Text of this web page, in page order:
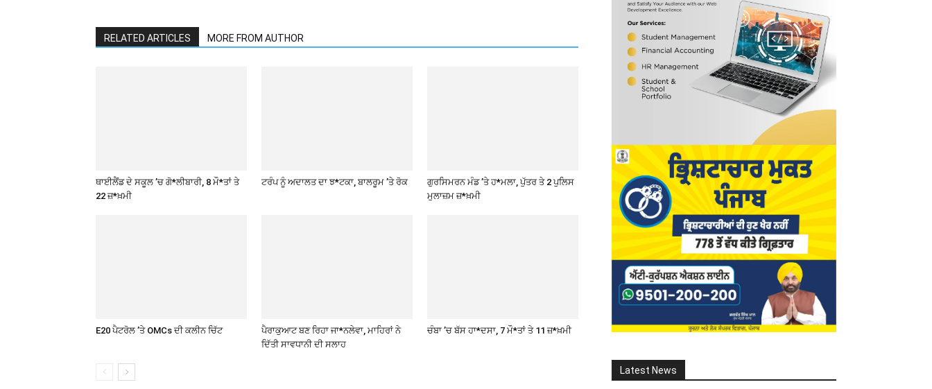
RELATED ARTICLES MORE FROM AUTHOR
ਥਾਈਲੈਂਡ ਦੇ ਸਕੂਲ ’ਚ ਗੋ*ਲੀਬਾਰੀ, 8 ਮੌ*ਤਾਂ ਤੇ
22 ਜ਼*ਖ਼ਮੀ
ਟਰੰਪ ਨੂੰ ਅਦਾਲਤ ਦਾ ਝ*ਟਕਾ, ਬਾਲਰੂਮ ’ਤੇ ਰੋਕ
ਗੁਰਸਿਮਰਨ ਮੰਡ ’ਤੇ ਹ*ਮਲਾ, ਪੁੱਤਰ ਤੇ 2 ਪੁਲਿਸ
ਮੁਲਾਜ਼ਮ ਜ਼*ਖ਼ਮੀ
E20 ਪੈਟਰੋਲ ’ਤੇ OMCs ਦੀ ਕਲੀਨ ਚਿੱਟ
ਪੈਰਾਕੁਆਟ ਬਣ ਰਿਹਾ ਜਾ*ਨਲੇਵਾ, ਮਾਹਿਰਾਂ ਨੇ
ਦਿੱਤੀ ਸਾਵਧਾਨੀ ਦੀ ਸਲਾਹ
ਚੰਬਾ ’ਚ ਬੱਸ ਹਾ*ਦਸਾ, 7 ਮੌ*ਤਾਂ ਤੇ 11 ਜ਼*ਖ਼ਮੀ
Latest News